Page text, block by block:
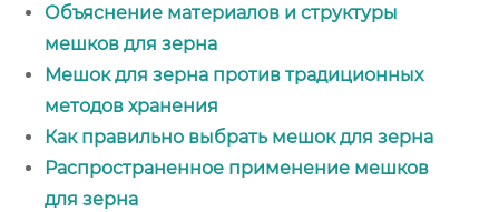
Объяснение материалов и структуры
мешков для зерна
Мешок для зерна против традиционных
методов хранения
Как правильно выбрать мешок для зерна
Распространенное применение мешков
для зерна